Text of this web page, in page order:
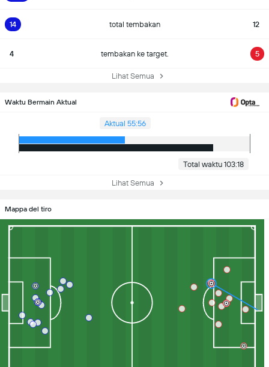
14 total tembakan 12
4 tembakan ke target. 5
Lihat Semua
Waktu Bermain Aktual
Aktual 55:56
Total waktu 103:18
Lihat Semua
Mappa del tiro